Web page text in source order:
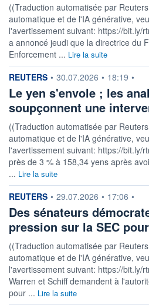
((Traduction automatisée par
automatique et de l'IA générative,
l'avertissement suivant: https://bit.ly/
a annoncé jeudi que la directrice du
Enforcement ... Lire la suite
information fournie par
REUTERS • 30.07.2026 • 18:19 •
Le yen s'envole ; les
soupçonnent une
((Traduction automatisée par
automatique et de l'IA générative,
l'avertissement suivant: https://bit.ly/
près de 3 % à 158,34 yens après
... Lire la suite
information fournie par
REUTERS • 29.07.2026 • 17:06 •
Des sénateurs
pression sur la SEC
((Traduction automatisée par
automatique et de l'IA générative,
l'avertissement suivant: https://bit.ly/
Warren et Schiff demandent à
pour ... Lire la suite